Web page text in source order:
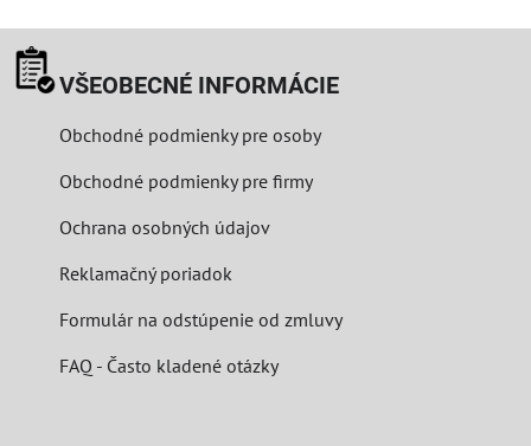
VŠEOBECNÉ INFORMÁCIE
Obchodné podmienky pre osoby
Obchodné podmienky pre firmy
Ochrana osobných údajov
Reklamačný poriadok
Formulár na odstúpenie od zmluvy
FAQ - Často kladené otázky